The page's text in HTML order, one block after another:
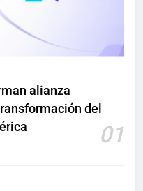
alianza
del
01